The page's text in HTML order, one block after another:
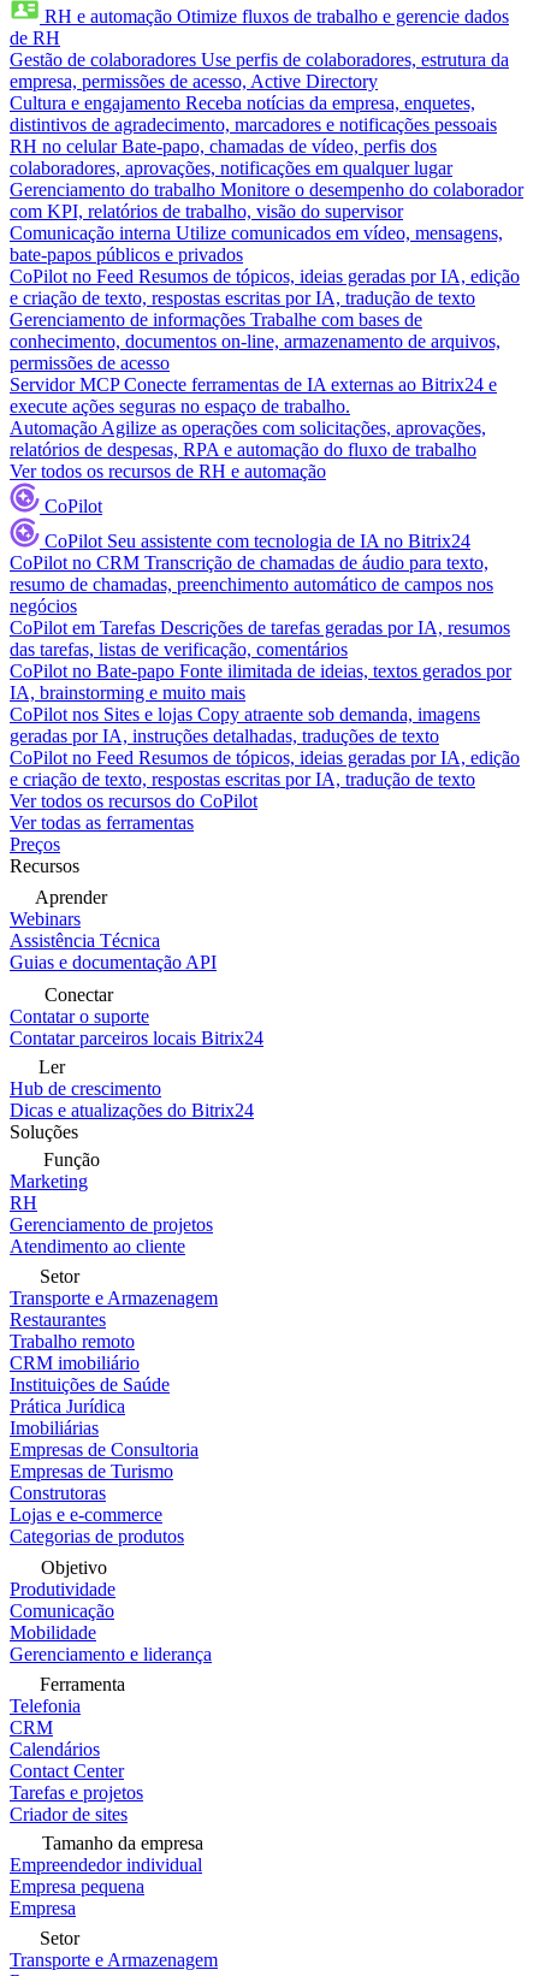
RH e automação Otimize fluxos de trabalho e gerencie dados
de RH
Gestão de colaboradores Use perfis de colaboradores, estrutura da
empresa, permissões de acesso, Active Directory
Cultura e engajamento Receba notícias da empresa, enquetes,
distintivos de agradecimento, marcadores e notificações pessoais
RH no celular Bate-papo, chamadas de vídeo, perfis dos
colaboradores, aprovações, notificações em qualquer lugar
Gerenciamento do trabalho Monitore o desempenho do colaborador
com KPI, relatórios de trabalho, visão do supervisor
Comunicação interna Utilize comunicados em vídeo, mensagens,
bate-papos públicos e privados
CoPilot no Feed Resumos de tópicos, ideias geradas por IA, edição
e criação de texto, respostas escritas por IA, tradução de texto
Gerenciamento de informações Trabalhe com bases de
conhecimento, documentos on-line, armazenamento de arquivos,
permissões de acesso
Servidor MCP Conecte ferramentas de IA externas ao Bitrix24 e
execute ações seguras no espaço de trabalho.
Automação Agilize as operações com solicitações, aprovações,
relatórios de despesas, RPA e automação do fluxo de trabalho
Ver todos os recursos de RH e automação
CoPilot
CoPilot Seu assistente com tecnologia de IA no Bitrix24
CoPilot no CRM Transcrição de chamadas de áudio para texto,
resumo de chamadas, preenchimento automático de campos nos
negócios
CoPilot em Tarefas Descrições de tarefas geradas por IA, resumos
das tarefas, listas de verificação, comentários
CoPilot no Bate-papo Fonte ilimitada de ideias, textos gerados por
IA, brainstorming e muito mais
CoPilot nos Sites e lojas Copy atraente sob demanda, imagens
geradas por IA, instruções detalhadas, traduções de texto
CoPilot no Feed Resumos de tópicos, ideias geradas por IA, edição
e criação de texto, respostas escritas por IA, tradução de texto
Ver todos os recursos do CoPilot
Ver todas as ferramentas
Preços
Recursos
Aprender
Webinars
Assistência Técnica
Guias e documentação API
Conectar
Contatar o suporte
Contatar parceiros locais Bitrix24
Ler
Hub de crescimento
Dicas e atualizações do Bitrix24
Soluções
Função
Marketing
RH
Gerenciamento de projetos
Atendimento ao cliente
Setor
Transporte e Armazenagem
Restaurantes
Trabalho remoto
CRM imobiliário
Instituições de Saúde
Prática Jurídica
Imobiliárias
Empresas de Consultoria
Empresas de Turismo
Construtoras
Lojas e e-commerce
Categorias de produtos
Objetivo
Produtividade
Comunicação
Mobilidade
Gerenciamento e liderança
Ferramenta
Telefonia
CRM
Calendários
Contact Center
Tarefas e projetos
Criador de sites
Tamanho da empresa
Empreendedor individual
Empresa pequena
Empresa
Setor
Transporte e Armazenagem